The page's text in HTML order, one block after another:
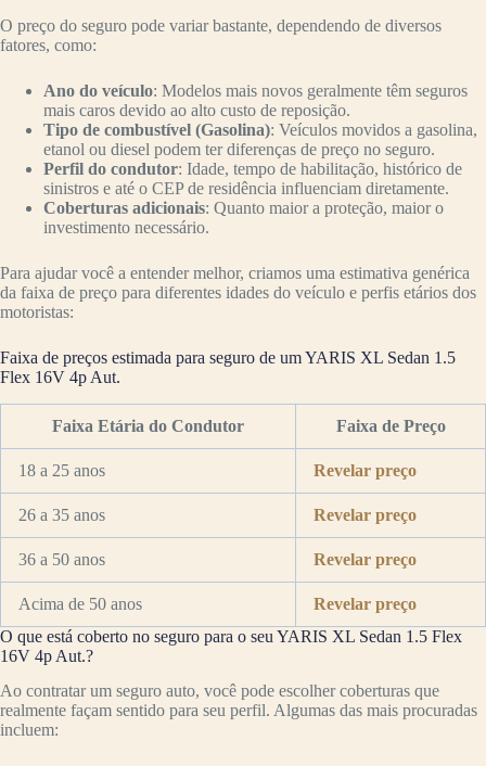
O preço do seguro pode variar bastante, dependendo de diversos
fatores, como:
Ano do veículo: Modelos mais novos geralmente têm seguros
mais caros devido ao alto custo de reposição.
Tipo de combustível (Gasolina): Veículos movidos a gasolina,
etanol ou diesel podem ter diferenças de preço no seguro.
Perfil do condutor: Idade, tempo de habilitação, histórico de
sinistros e até o CEP de residência influenciam diretamente.
Coberturas adicionais: Quanto maior a proteção, maior o
investimento necessário.
Para ajudar você a entender melhor, criamos uma estimativa genérica
da faixa de preço para diferentes idades do veículo e perfis etários dos
motoristas:
Faixa de preços estimada para seguro de um YARIS XL Sedan 1.5
Flex 16V 4p Aut.
Faixa Etária do Condutor Faixa de Preço
18 a 25 anos Revelar preço
26 a 35 anos Revelar preço
36 a 50 anos Revelar preço
Acima de 50 anos
Revelar preço
O que está coberto no seguro para o seu YARIS XL Sedan 1.5 Flex
16V 4p Aut.?
Ao contratar um seguro auto, você pode escolher coberturas que
realmente façam sentido para seu perfil. Algumas das mais procuradas
incluem: